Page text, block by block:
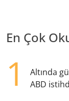
En Çok
1
Altında
ABD